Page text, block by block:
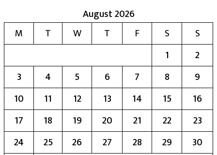
August 2026
M
T W T F S
S
1
2
3
4 5 6 7 8
9
10
11 12 13 14 15
16
17
18 19 20 21 22
23
24
25 26 27 28 29
30